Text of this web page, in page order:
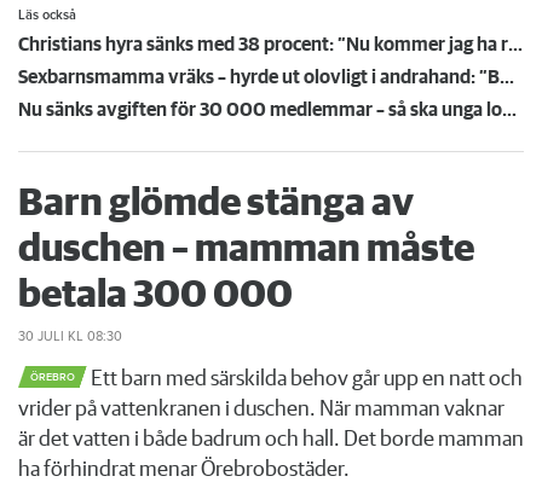
Läs också
Christians hyra sänks med 38 procent: ”Nu kommer jag ha råd att ta körkort”
Sexbarnsmamma vräks – hyrde ut olovligt i andrahand: ”Borde tas större hänsyn till barnen”
Nu sänks avgiften för 30 000 medlemmar – så ska unga lockas till Hyresgästföreningen
Barn glömde stänga av
duschen – mamman måste
betala 300 000
30 JULI KL 08:30
ÖREBRO
Ett barn med särskilda behov går upp en natt och
vrider på vattenkranen i duschen. När mamman vaknar
är det vatten i både badrum och hall. Det borde mamman
ha förhindrat menar Örebrobostäder.